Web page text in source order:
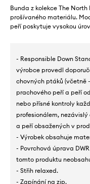
Bunda z kolekce The
prošívaného materiálu.
peří poskytuje vysokou
- Responsible Down
výrobce provedl
chovných ptáků (včetně
prachového peří a peří
nebo přísné kontroly
profesionálem,
a peří obsažených v
- Výrobek obsahuje
- Povrchová úprava
tomto produktu
- Střih relaxed.
- Zapínání na zip.